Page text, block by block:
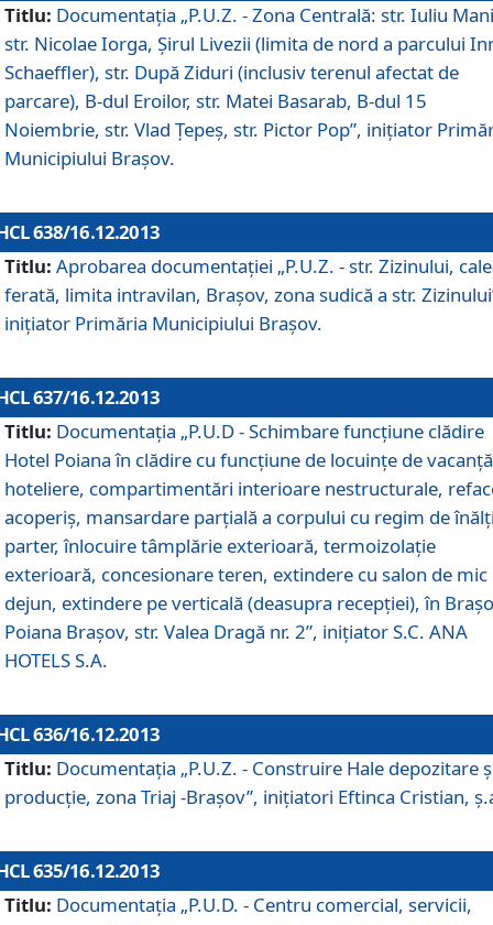
Titlu: Documentaţia „P.U.Z. - Zona Centrală: str. Iuliu
str. Nicolae Iorga, Şirul Livezii (limita de nord a parcului
Schaeffler), str. După Ziduri (inclusiv terenul afectat de
parcare), B-dul Eroilor, str. Matei Basarab, B-dul 15
Noiembrie, str. Vlad Ţepeş, str. Pictor Pop”, iniţiator
Municipiului Braşov.
638/16.12.2013
Titlu: Aprobarea documentaţiei „P.U.Z. - str. Zizinului,
ferată, limita intravilan, Braşov, zona sudică a str.
iniţiator Primăria Municipiului Braşov.
637/16.12.2013
Titlu: Documentaţia „P.U.D - Schimbare funcţiune clădire
Hotel Poiana în clădire cu funcţiune de locuinţe de
hoteliere, compartimentări interioare nestructurale,
acoperiş, mansardare parţială a corpului cu regim de
parter, înlocuire tâmplărie exterioară, termoizolaţie
exterioară, concesionare teren, extindere cu salon de mic
dejun, extindere pe verticală (deasupra recepţiei), în
Poiana Braşov, str. Valea Dragă nr. 2”, iniţiator S.C. ANA
HOTELS S.A.
636/16.12.2013
Titlu: Documentaţia „P.U.Z. - Construire Hale depozitare
producţie, zona Triaj -Braşov”, iniţiatori Eftinca Cristian,
635/16.12.2013
Titlu: Documentaţia „P.U.D. - Centru comercial, servicii,